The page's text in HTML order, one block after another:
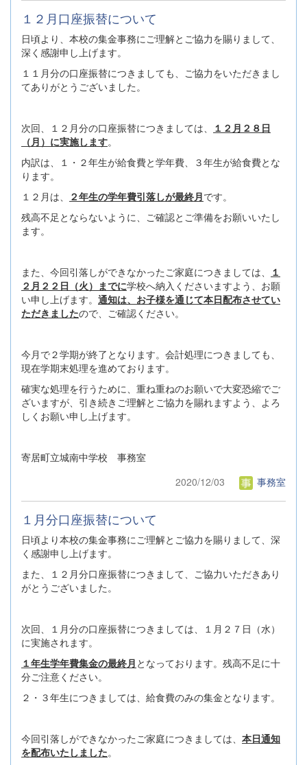
１２月口座振替について
日頃より、本校の集金事務にご理解とご協力を賜りまして、
深く感謝申し上げます。
１１月分の口座振替につきましても、ご協力をいただきまし
てありがとうございました。
次回、１２月分の口座振替につきましては、
１２月２８日
（月）に実施します。
内訳は、１・２年生が給食費と学年費、３年生が給食費とな
ります。
１２月は、
２年生の学年費引落しが最終月です。
残高不足とならないように、ご確認とご準備をお願いいたし
ます。
また、今回引落しができなかったご家庭につきましては、
１
２月２２日（火）までに学校へ納入くださいますよう、お願
い申し上げます。 通知は、お子様を通じて本日配布させてい
ただきましたので、ご確認ください。
今月で２学期が終了となります。会計処理につきましても、
現在学期末処理を進めております。
確実な処理を行うために、重ね重ねのお願いで大変恐縮でご
ざいますが、引き続きご理解とご協力を賜れますよう、よろ
しくお願い申し上げます。
寄居町立城南中学校 事務室
2020/12/03
事務室
１月分口座振替について
日頃より本校の集金事務にご理解とご協力を賜りまして、深
く感謝申し上げます。
また、１２月分口座振替につきまして、ご協力いただきあり
がとうございました。
次回、１月分の口座振替につきましては、１月２７日（水）
に実施されます。
１年生学年費集金の最終月 となっております。残高不足に十
分ご注意ください。
２・３年生につきましては、給食費のみの集金となります。
今回引落しができなかったご家庭につきましては、 本日通知
を配布いたしました。